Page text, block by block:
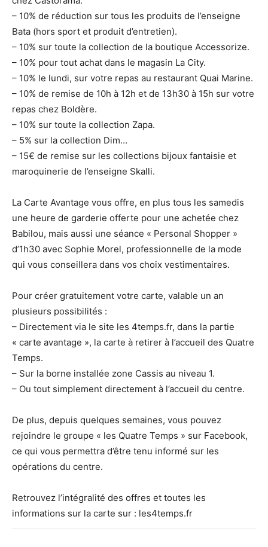
– 10% de réduction sur tous les produits de l’enseigne
Bata (hors sport et produit d’entretien).
– 10% sur toute la collection de la boutique Accessorize.
– 10% pour tout achat dans le magasin La City.
– 10% le lundi, sur votre repas au restaurant Quai Marine.
– 10% de remise de 10h à 12h et de 13h30 à 15h sur votre
repas chez Boldère.
– 10% sur toute la collection Zapa.
– 5% sur la collection Dim…
– 15€ de remise sur les collections bijoux fantaisie et
maroquinerie de l’enseigne Skalli.
La Carte Avantage vous offre, en plus tous les samedis
une heure de garderie offerte pour une achetée chez
Babilou, mais aussi une séance « Personal Shopper »
d’1h30 avec Sophie Morel, professionnelle de la mode
qui vous conseillera dans vos choix vestimentaires.
Pour créer gratuitement votre carte, valable un an
plusieurs possibilités :
– Directement via le site les 4temps.fr, dans la partie
« carte avantage », la carte à retirer à l’accueil des Quatre
Temps.
– Sur la borne installée zone Cassis au niveau 1.
– Ou tout simplement directement à l’accueil du centre.
De plus, depuis quelques semaines, vous pouvez
rejoindre le groupe « les Quatre Temps » sur Facebook,
ce qui vous permettra d’être tenu informé sur les
opérations du centre.
Retrouvez l’intégralité des offres et toutes les
informations sur la carte sur : les4temps.fr